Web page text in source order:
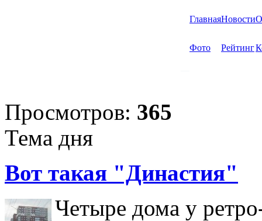
ГлавнаяНовости
Фото Рейтинг
Просмотров: 365
Тема дня
Вот такая "Династия"
Четыре дома у